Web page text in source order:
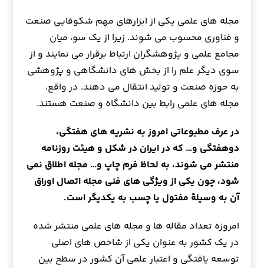
مجله های علمی یکی از ابزارهای مهم شکوفایی صنعت
و فناوری محسوب می شوند. زیرا از یک سو، میان
مجامع علمی و پژوهشگران ارتباط برقرار می نمایند و از
سوی دیگر علم را از بخش های دانشگاهی و پژوهشی
به حوزه صنعت و تولید انتقال می دهند. در واقع،
مجله های علمی رابط بین دانشگاه و صنعت هستند.
در عرف مطبوعاتی امروز به نشریه های هفتگی،
دوهفتگی و… که در ایران در شکل و هیئت روزنامه
منتشر می شوند، به لحاظ فرم چاپ و… مجله اطلاق نمی
شود، چون یکی از ویژگی های فنی مجله اتصال اوراق
آن به وسیلهٔ مفتول یا چسب به یکدیگر است.
امروزه تعداد مقاله ها و مجله های علمی منتشر شده
در یک کشور به عنوان یکی از شاخص های اصلی
توسعه یافتگی و اعتبار علمی آن کشور در سطح بین